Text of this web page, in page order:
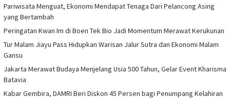
Pariwisata Menguat, Ekonomi Mendapat Tenaga Dari Pelancong Asing
yang Bertambah
Peringatan Kwan Im di Boen Tek Bio Jadi Momentum Merawat Kerukunan
Tur Malam Jiayu Pass Hidupkan Warisan Jalur Sutra dan Ekonomi Malam
Gansu
Jakarta Merawat Budaya Menjelang Usia 500 Tahun, Gelar Event Kharisma
Batavia
Kabar Gembira, DAMRI Beri Diskon 45 Persen bagi Penumpang Kelahiran